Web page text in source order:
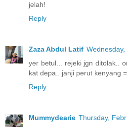
jelah!
Reply
Zaza Abdul Latif
yer betul... rejeki jgn ditolak..
kat depa.. janji perut kenyang
Reply
Mummydearie Thursday,